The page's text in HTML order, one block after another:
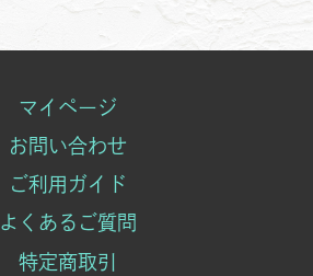
マイページ
お問い合わせ
ご利用ガイド
よくあるご質問
特定商取引